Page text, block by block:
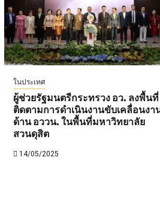
ในประเทศ
ผู้ช่วยรัฐมนตรีกระทรวง อว. ลงพื้นที่
ติดตามการดำเนินงานขับเคลื่อนงา
ด้าน อววน. ในพื้นที่มหาวิทยาลัย
สวนดุสิต
14/05/2025